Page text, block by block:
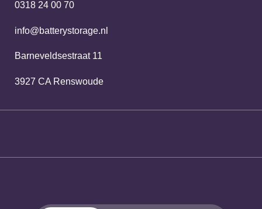
0318 24 00 70
info@batterystorage.nl
Barneveldsestraat 11
3927 CA Renswoude